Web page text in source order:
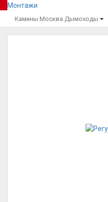
Монтажи
Камины Москва Дымоходы